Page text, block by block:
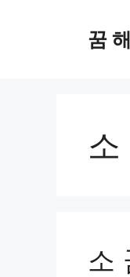
꿈
소
소